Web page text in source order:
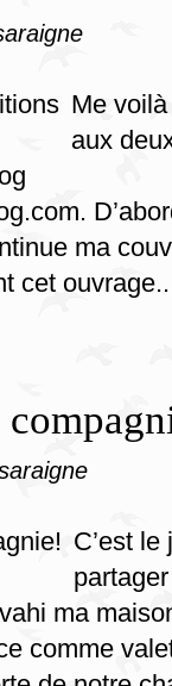
Me
aux
ma
cet
C’est
ma
comme